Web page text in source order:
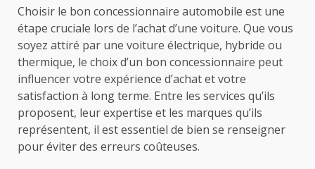
Choisir le bon concessionnaire automobile est une
étape cruciale lors de l’achat d’une voiture. Que vous
soyez attiré par une voiture électrique, hybride ou
thermique, le choix d’un bon concessionnaire peut
influencer votre expérience d’achat et votre
satisfaction à long terme. Entre les services qu’ils
proposent, leur expertise et les marques qu’ils
représentent, il est essentiel de bien se renseigner
pour éviter des erreurs coûteuses.